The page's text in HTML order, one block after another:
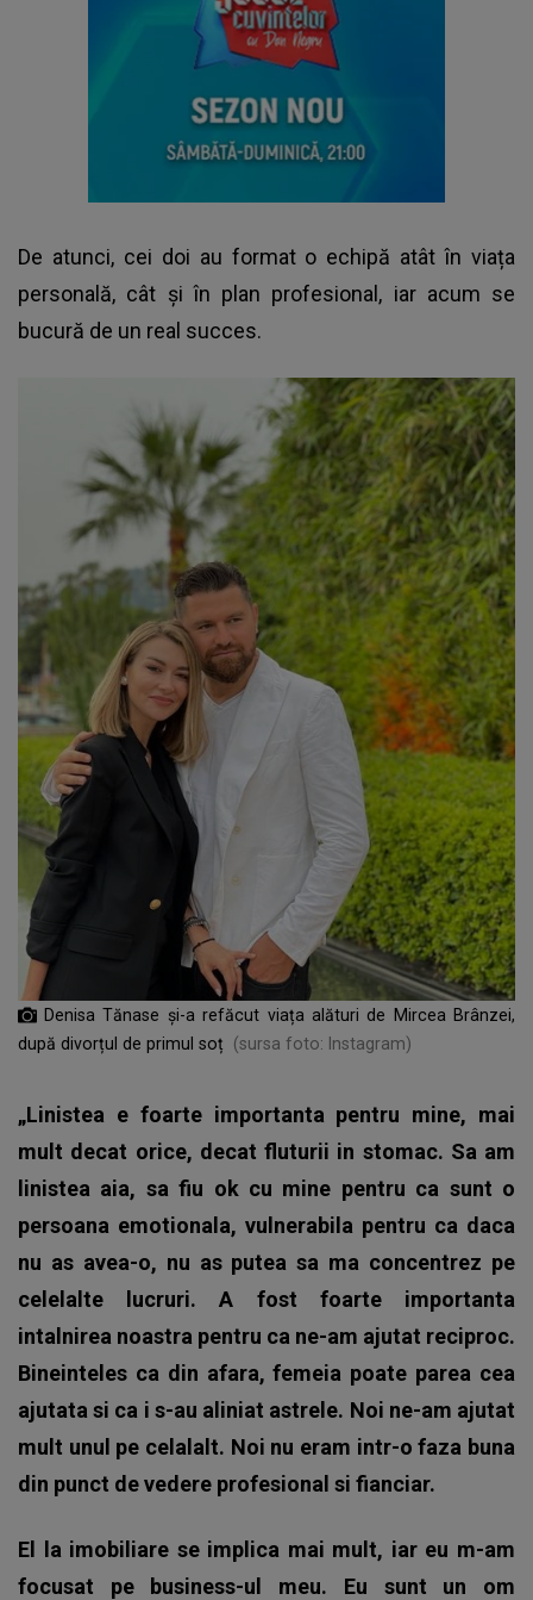
De atunci, cei doi au format o echipă atât în viața
personală, cât și în plan profesional, iar acum se
bucură de un real succes.
Denisa Tănase și-a refăcut viața alături de Mircea Brânzei,
după divorțul de primul soț
(sursa foto: Instagram)
„Linistea e foarte importanta pentru mine, mai
mult decat orice, decat fluturii in stomac. Sa am
linistea aia, sa fiu ok cu mine pentru ca sunt o
persoana emotionala, vulnerabila pentru ca daca
nu as avea-o, nu as putea sa ma concentrez pe
celelalte lucruri. A fost foarte importanta
intalnirea noastra pentru ca ne-am ajutat reciproc.
Bineinteles ca din afara, femeia poate parea cea
ajutata si ca i s-au aliniat astrele. Noi ne-am ajutat
mult unul pe celalalt. Noi nu eram intr-o faza buna
din punct de vedere profesional si fianciar.
El la imobiliare se implica mai mult, iar eu m-am
focusat pe business-ul meu. Eu sunt un om